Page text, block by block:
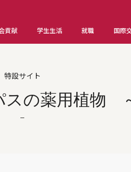
貢献 学生生活 就職 国際
特設サイト
の薬用植物